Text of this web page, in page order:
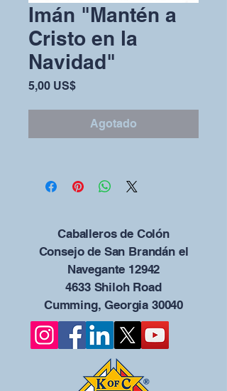
Imán "Mantén a
Cristo en la
Navidad"
5,00 US$Precio
Agotado
Caballeros de Colón
Consejo de San Brandán el
Navegante 12942
4633 Shiloh Road
Cumming, Georgia 30040